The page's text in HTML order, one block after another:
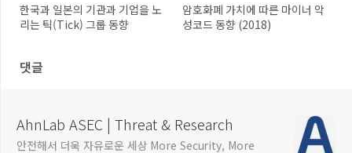
한국과 일본의 기관과 기업을 노
리는 틱(Tick) 그룹 동향
암호화폐 가치에 따른 마이너 악
성코드 동향 (2018)
댓글
AhnLab ASEC | Threat & Research
안전해서 더욱 자유로운 세상 More Security, More